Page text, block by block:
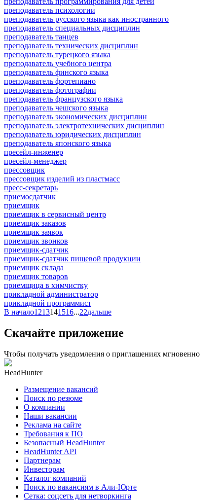
преподаватель психологии
преподаватель русского языка как иностранного
преподаватель специальных дисциплин
преподаватель танцев
преподаватель технических дисциплин
преподаватель турецкого языка
преподаватель учебного центра
преподаватель финского языка
преподаватель фортепиано
преподаватель фотографии
преподаватель французского языка
преподаватель чешского языка
преподаватель экономических дисциплин
преподаватель электротехнических дисциплин
преподаватель юридических дисциплин
преподаватель японского языка
пресейл-инженер
пресейл-менеджер
прессовщик
прессовщик изделий из пластмасс
пресс-секретарь
приемосдатчик
приемщик
приемщик в сервисный центр
приемщик заказов
приемщик заявок
приемщик звонков
приемщик-сдатчик
приемщик-сдатчик пищевой продукции
приемщик склада
приемщик товаров
приемщица в химчистку
прикладной администратор
прикладной программист
В начало1213141516...22дальше
Скачайте приложение
Чтобы получать уведомления о приглашениях мгновенно
HeadHunter
Размещение вакансий
Поиск по резюме
О компании
Наши вакансии
Реклама на сайте
Требования к ПО
Безопасный HeadHunter
HeadHunter API
Партнерам
Инвесторам
Каталог компаний
Поиск по вакансиям в Али-Юрте
Сетка: соцсеть для нетворкинга